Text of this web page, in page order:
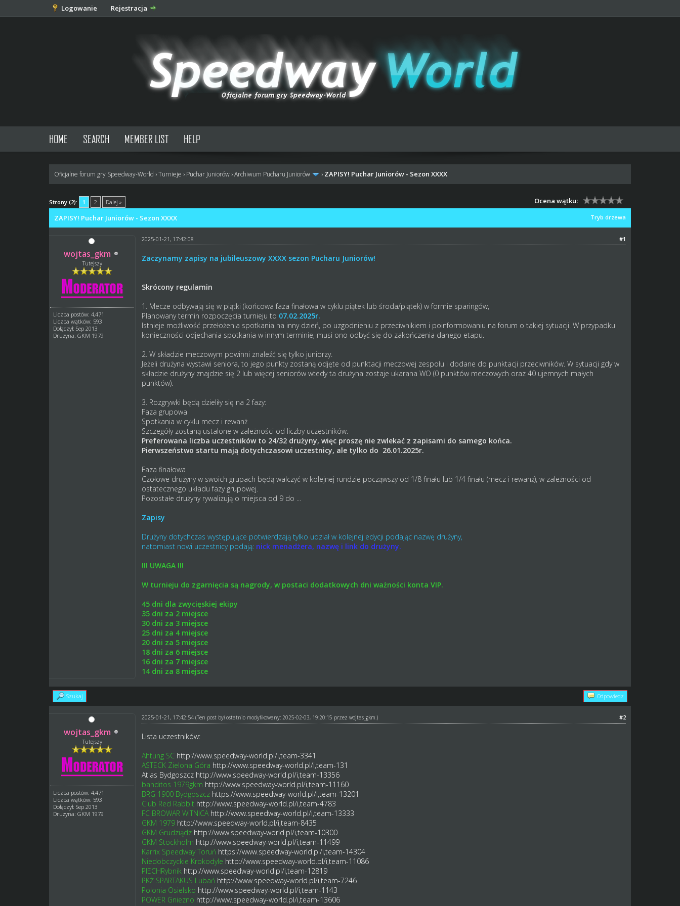
Logowanie Rejestracja
HOME SEARCH MEMBER LIST HELP
Oficjalne forum gry Speedway-World ›Turnieje › Puchar Juniorów ›Archiwum Pucharu Juniorów › ZAPISY! Puchar Juniorów - Sezon XXXX
Strony (2): 1 2 Dalej » Ocena wątku:
0 głosów - średnia: 0
12345
Tryb drzewa
ZAPISY! Puchar Juniorów - Sezon XXXX
wojtas_gkm
Tutejszy
Liczba postów: 4,471
Liczba wątków: 593
Dołączył: Sep 2013
Drużyna: GKM 1979
#1
2025-01-21, 17:42:08
Zaczynamy zapisy na jubileuszowy XXXX sezon Pucharu Juniorów!
Skrócony regulamin
1. Mecze odbywają się w piątki (końcowa faza finałowa w cyklu piątek lub środa/piątek) w formie sparingów,
Planowany termin rozpoczęcia turnieju to 07.02.2025r.
Istnieje możliwość przełożenia spotkania na inny dzień, po uzgodnieniu z przeciwnikiem i poinformowaniu na forum o takiej sytuacji. W przypadku
konieczności odjechania spotkania w innym terminie, musi ono odbyć się do zakończenia danego etapu.
2. W składzie meczowym powinni znaleźć się tylko juniorzy.
Jeżeli drużyna wystawi seniora, to jego punkty zostaną odjęte od punktacji meczowej zespołu i dodane do punktacji przeciwników. W sytuacji gdy w
składzie drużyny znajdzie się 2 lub więcej seniorów wtedy ta drużyna zostaje ukarana WO (0 punktów meczowych oraz 40 ujemnych małych
punktów).
3. Rozgrywki będą dzieliły się na 2 fazy:
Faza grupowa
Spotkania w cyklu mecz i rewanż
Szczegóły zostaną ustalone w zależności od liczby uczestników.
Preferowana liczba uczestników to 24/32 drużyny, więc proszę nie zwlekać z zapisami do samego końca.
Pierwszeństwo startu mają dotychczasowi uczestnicy, ale tylko do 26.01.2025r.
Faza finałowa
Czołowe drużyny w swoich grupach będą walczyć w kolejnej rundzie począwszy od 1/8 finału lub 1/4 finału (mecz i rewanż), w zależności od
ostatecznego układu fazy grupowej.
Pozostałe drużyny rywalizują o miejsca od 9 do ...
Zapisy
Drużyny dotychczas występujące potwierdzają tylko udział w kolejnej edycji podając nazwę drużyny,
natomiast nowi uczestnicy podają: nick menadżera, nazwę i link do drużyny.
!!! UWAGA !!!
W turnieju do zgarnięcia są nagrody, w postaci dodatkowych dni ważności konta VIP.
45 dni dla zwycięskiej ekipy
35 dni za 2 miejsce
30 dni za 3 miejsce
25 dni za 4 miejsce
20 dni za 5 miejsce
18 dni za 6 miejsce
16 dni za 7 miejsce
14 dni za 8 miejsce
Szukaj Odpowiedz
wojtas_gkm
Tutejszy
Liczba postów: 4,471
Liczba wątków: 593
Dołączył: Sep 2013
Drużyna: GKM 1979
#2
2025-01-21, 17:42:54 (Ten post był ostatnio modyfikowany: 2025-02-03, 19:20:15 przez wojtas_gkm .)
Lista uczestników:
Ahtung SC http://www.speedway-world.pl/i,team-3341
ASTECK Zielona Góra http://www.speedway-world.pl/i,team-131
Atlas Bydgoszcz http://www.speedway-world.pl/i,team-13356
banditos 1979gkm http://www.speedway-world.pl/i,team-11160
BRG 1900 Bydgoszcz https://www.speedway-world.pl/i,team-13201
Club Red Rabbit http://www.speedway-world.pl/i,team-4783
FC BROWAR WITNICA http://www.speedway-world.pl/i,team-13333
GKM 1979 http://www.speedway-world.pl/i,team-8435
GKM Grudziądz http://www.speedway-world.pl/i,team-10300
GKM Stockholm http://www.speedway-world.pl/i,team-11499
Karrix Speedway Toruń https://www.speedway-world.pl/i,team-14304
Niedobczyckie Krokodyle http://www.speedway-world.pl/i,team-11086
PIECHRybnik http://www.speedway-world.pl/i,team-12819
PKŻ SPARTAKUS Lubań http://www.speedway-world.pl/i,team-7246
Polonia Osielsko http://www.speedway-world.pl/i,team-1143
POWER Gniezno http://www.speedway-world.pl/i,team-13606